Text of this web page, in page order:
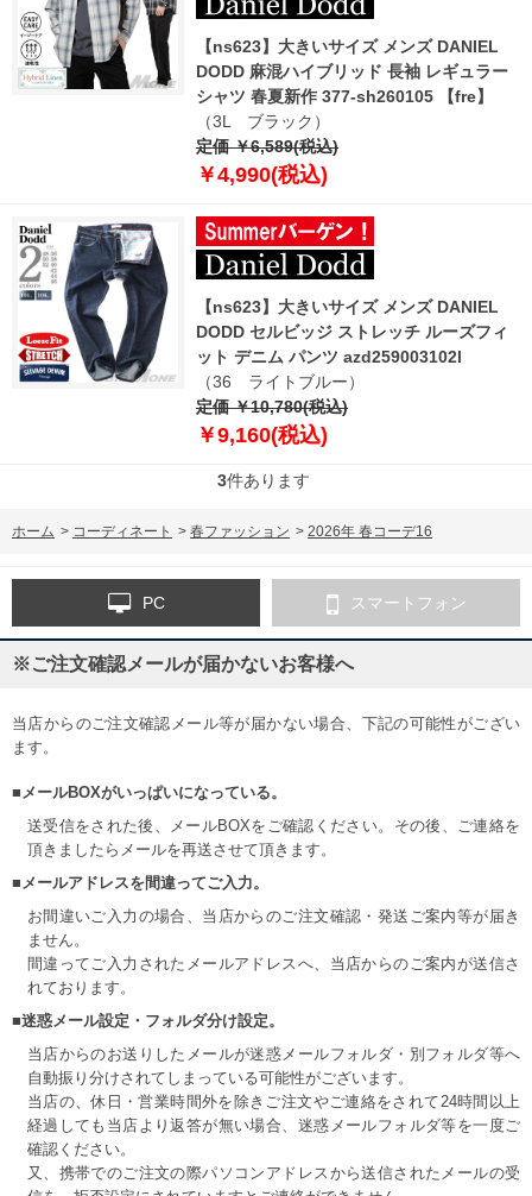
【ns623】大きいサイズ メンズ DANIEL
DODD 麻混ハイブリッド 長袖 レギュラー
シャツ 春夏新作 377-sh260105 【fre】
（3L ブラック）
定価 ￥6,589(税込)
￥4,990(税込)
【ns623】大きいサイズ メンズ DANIEL
DODD セルビッジ ストレッチ ルーズフィ
ット デニム パンツ azd259003102l
（36 ライトブルー）
定価 ￥10,780(税込)
￥9,160(税込)
3件あります
ホーム > コーディネート > 春ファッション > 2026年 春コーデ16
PC スマートフォン
※ご注文確認メールが届かないお客様へ
当店からのご注文確認メール等が届かない場合、下記の可能性がござい
ます。
■メールBOXがいっぱいになっている。
送受信をされた後、メールBOXをご確認ください。その後、ご連絡を
頂きましたらメールを再送させて頂きます。
■メールアドレスを間違ってご入力。
お間違いご入力の場合、当店からのご注文確認・発送ご案内等が届き
ません。
間違ってご入力されたメールアドレスへ、当店からのご案内が送信さ
れております。
■迷惑メール設定・フォルダ分け設定。
当店からのお送りしたメールが迷惑メールフォルダ・別フォルダ等へ
自動振り分けされてしまっている可能性がございます。
当店の、休日・営業時間外を除きご注文やご連絡をされて24時間以上
経過しても当店より返答が無い場合、迷惑メールフォルダ等を一度ご
確認ください。
又、携帯でのご注文の際パソコンアドレスから送信されたメールの受